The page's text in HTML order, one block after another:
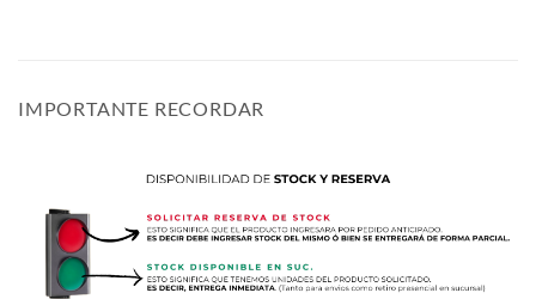
IMPORTANTE RECORDAR